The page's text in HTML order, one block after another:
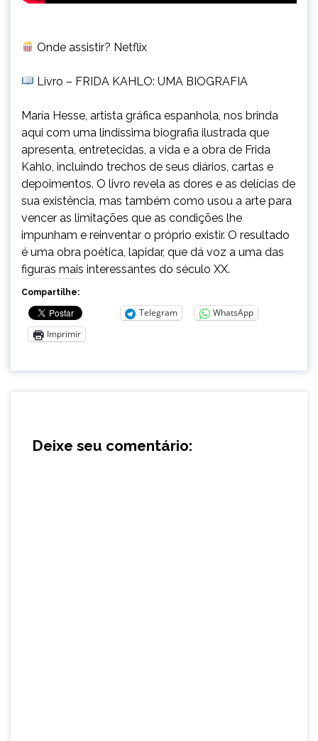
Onde assistir? Netflix
Livro – FRIDA KAHLO: UMA BIOGRAFIA
María Hesse, artista gráfica espanhola, nos brinda
aqui com uma lindíssima biografia ilustrada que
apresenta, entretecidas, a vida e a obra de Frida
Kahlo, incluindo trechos de seus diários, cartas e
depoimentos. O livro revela as dores e as delícias de
sua existência, mas também como usou a arte para
vencer as limitações que as condições lhe
impunham e reinventar o próprio existir. O resultado
é uma obra poética, lapidar, que dá voz a uma das
figuras mais interessantes do século XX.
Compartilhe:
Telegram
WhatsApp
Imprimir
Deixe seu comentário: